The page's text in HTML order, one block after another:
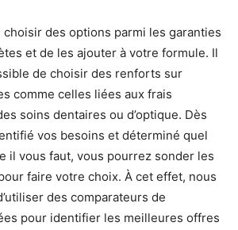
choisir des options parmi les garanties
et de les ajouter à votre formule. Il
de choisir des renforts sur
comme celles liées aux frais
soins dentaires ou d’optique. Dès
vos besoins et déterminé quel
il vous faut, vous pourrez sonder les
faire votre choix. À cet effet, nous
des comparateurs de
pour identifier les meilleures offres